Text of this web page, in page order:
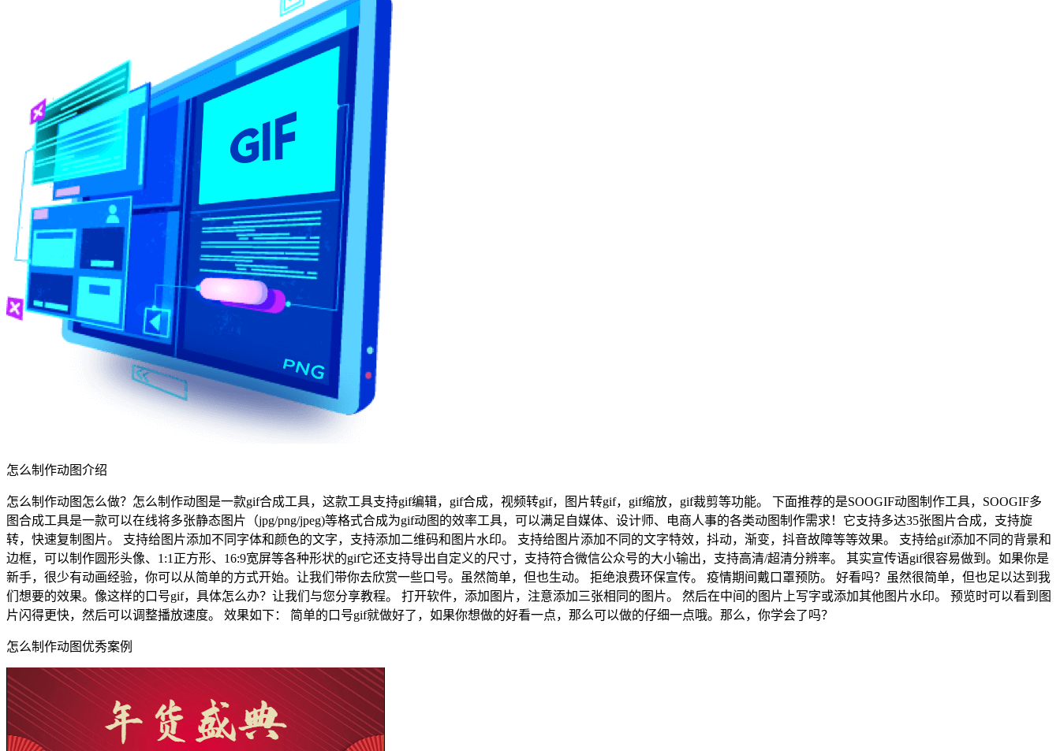
怎么制作动图介绍
怎么制作动图怎么做？怎么制作动图是一款gif合成工具，这款工具支持gif编辑，gif合成，视频转gif，图片转gif，gif缩放，gif裁剪等功能。 下面推荐的是SOOGIF动图制作工具，SOOGIF多
图合成工具是一款可以在线将多张静态图片（jpg/png/jpeg)等格式合成为gif动图的效率工具，可以满足自媒体、设计师、电商人事的各类动图制作需求！它支持多达35张图片合成，支持旋
转，快速复制图片。 支持给图片添加不同字体和颜色的文字，支持添加二维码和图片水印。 支持给图片添加不同的文字特效，抖动，渐变，抖音故障等等效果。 支持给gif添加不同的背景和
边框，可以制作圆形头像、1:1正方形、16:9宽屏等各种形状的gif它还支持导出自定义的尺寸，支持符合微信公众号的大小输出，支持高清/超清分辨率。 其实宣传语gif很容易做到。如果你是
新手，很少有动画经验，你可以从简单的方式开始。让我们带你去欣赏一些口号。虽然简单，但也生动。 拒绝浪费环保宣传。 疫情期间戴口罩预防。 好看吗？虽然很简单，但也足以达到我
们想要的效果。像这样的口号gif，具体怎么办？让我们与您分享教程。 打开软件，添加图片，注意添加三张相同的图片。 然后在中间的图片上写字或添加其他图片水印。 预览时可以看到图
片闪得更快，然后可以调整播放速度。 效果如下： 简单的口号gif就做好了，如果你想做的好看一点，那么可以做的仔细一点哦。那么，你学会了吗？
怎么制作动图优秀案例